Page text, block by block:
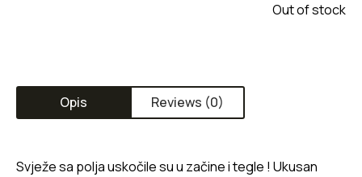
Out of stock
Opis Reviews (0)
Svježe sa polja uskočile su u začine i tegle ! Ukusan